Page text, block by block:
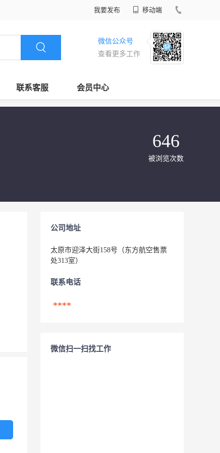
我要发布 移动端
微信公众号
查看更多工作
联系客服 会员中心
646
被浏览次数
公司地址
太原市迎泽大街158号（东方航空售票
处313室）
联系电话
****
微信扫一扫找工作